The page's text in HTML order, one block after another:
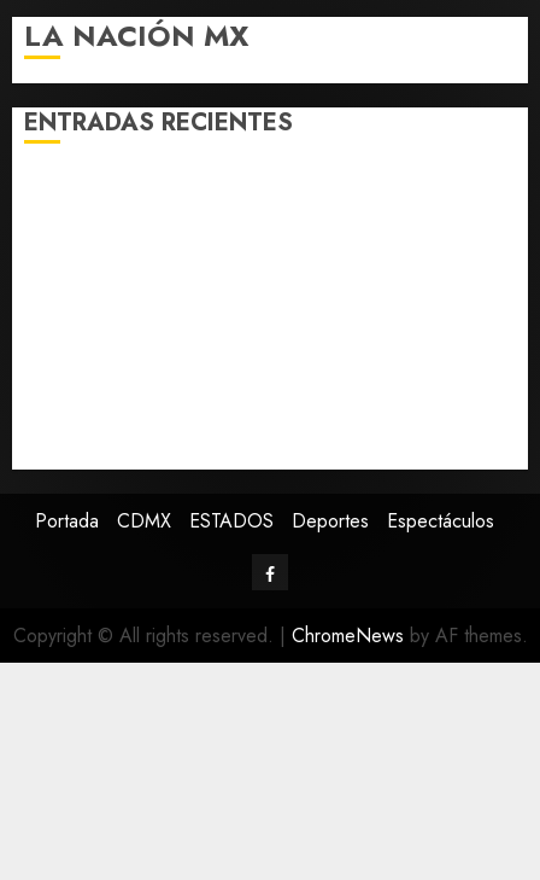
LA NACIÓN MX
ENTRADAS RECIENTES
Portada CDMX ESTADOS Deportes Espectáculos
Copyright © All rights reserved. | ChromeNews by AF themes.